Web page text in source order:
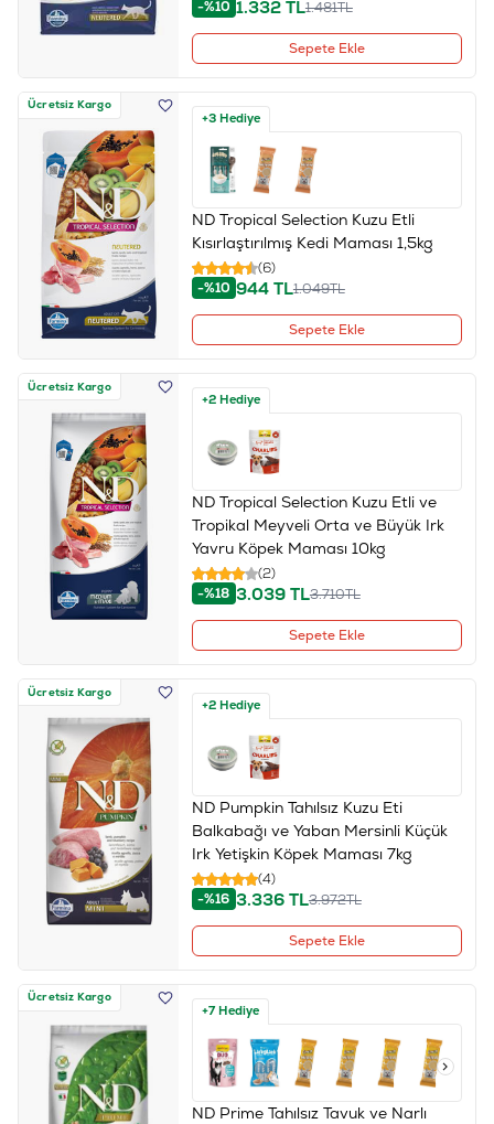
-%10 1.332TL1.481TL
Sepete Ekle
Ücretsiz Kargo
+3 Hediye
ND Tropical Selection Kuzu Etli
Kısırlaştırılmış Kedi Maması 1,5kg
(6)
-%10 944TL1.049TL
Sepete Ekle
Ücretsiz Kargo
+2 Hediye
ND Tropical Selection Kuzu Etli ve
Tropikal Meyveli Orta ve Büyük Irk
Yavru Köpek Maması 10kg
(2)
-%18 3.039TL3.710TL
Sepete Ekle
Ücretsiz Kargo
+2 Hediye
ND Pumpkin Tahılsız Kuzu Eti
Balkabağı ve Yaban Mersinli Küçük
Irk Yetişkin Köpek Maması 7kg
(4)
-%16 3.336TL3.972TL
Sepete Ekle
Ücretsiz Kargo
+7 Hediye
ND Prime Tahılsız Tavuk ve Narlı